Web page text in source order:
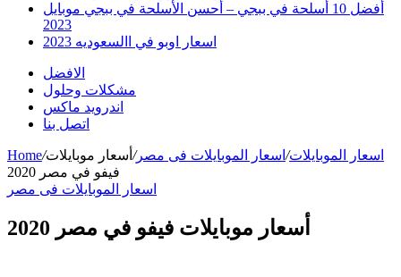
أفضل 10 أسلحة في ببجي – أحسن الأسلحة في ببجي موبايل
2023
اسعار اوبو في االسعوديه 2023
الافضل
مشكلات وحلول
اندرويد ماكس
اتصل بنا
Home/ اسعار الموبايلات/ اسعار الموبايلات فى مصر/ أسعار موبايلات
فيفو في مصر 2020
اسعار الموبايلات فى مصر
أسعار موبايلات فيفو في مصر 2020